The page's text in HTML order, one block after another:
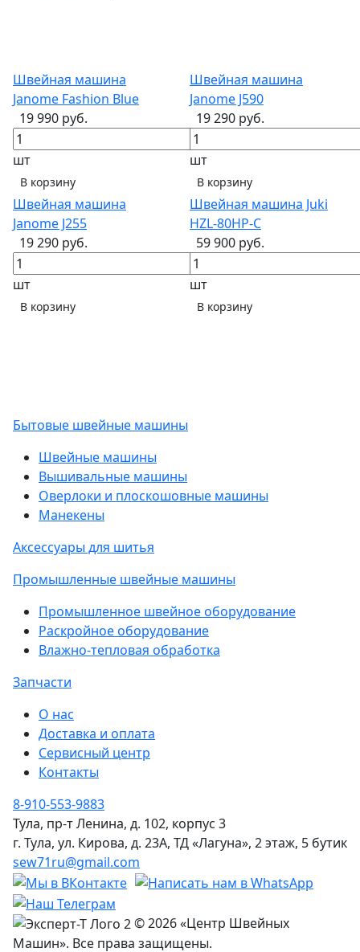
Швейная машина
Janome Fashion Blue
19 990 руб.
шт
В корзину
Швейная машина
Janome J590
19 290 руб.
шт
В корзину
Швейная машина
Janome J255
19 290 руб.
шт
В корзину
Швейная машина Juki
HZL-80HP-С
59 900 руб.
шт
В корзину
Бытовые швейные машины
Швейные машины
Вышивальные машины
Оверлоки и плоскошовные машины
Манекены
Аксессуары для шитья
Промышленные швейные машины
Промышленное швейное оборудование
Раскройное оборудование
Влажно-тепловая обработка
Запчасти
О нас
Доставка и оплата
Сервисный центр
Контакты
8-910-553-9883
Тула, пр-т Ленина, д. 102, корпус 3
г. Тула, ул. Кирова, д. 23А, ТД «Лагуна», 2 этаж, 5 бутик
sew71ru@gmail.com
© 2026 «Центр Швейных
Машин». Все права защищены.